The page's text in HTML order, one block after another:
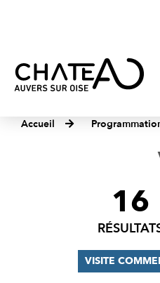
Accueil
FILTRER
16
VISITE